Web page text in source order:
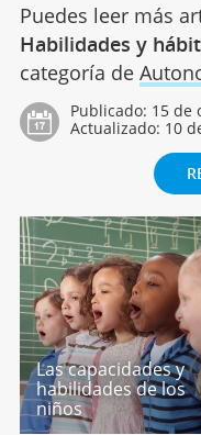
Puedes leer más
Habilidades y
categoría de
Publicado: 15 de
Actualizado: 10
Las capacidades y
habilidades de los
niños